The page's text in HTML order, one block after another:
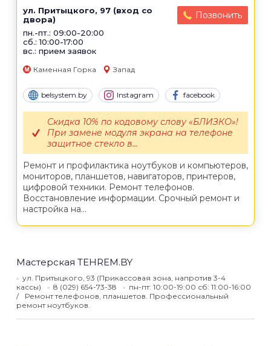
ул. Притыцкого, 97 (вход со
двора)
пн.-пт.: 09:00-20:00
сб.: 10:00-17:00
вс.: прием заявок
Позвонить
Каменная Горка Запад
belsystem.by Instagram facebook
Ремонт и профилактика ноутбуков и компьютеров,
мониторов, планшетов, навигаторов, принтеров,
цифровой техники. Ремонт телефонов.
Восстановление информации. Срочный ремонт и
настройка на...
Скидка 10% по кодовому слову «БЛИЗКО»!
При замене модуля экрана на телефоне
защитное стекло в...
Мастерская TEHREM.BY
ул. Притыцкого, 93 (Прикассовая зона, напротив 3-4
кассы)
8 (029) 654-73-38
пн-пт: 10:00-19:00 сб: 11:00-16:00
Ремонт телефонов, планшетов. Профессиональный
ремонт ноутбуков.